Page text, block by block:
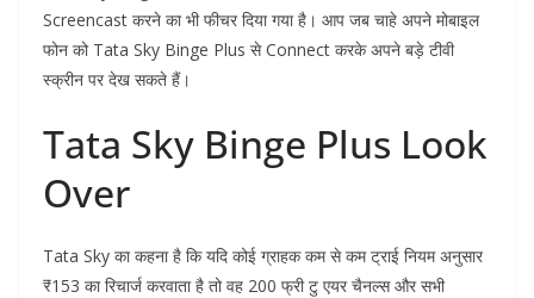
Screencast करने का भी फीचर दिया गया है। आप जब चाहे अपने मोबाइल
फोन को Tata Sky Binge Plus से Connect करके अपने बड़े टीवी
स्क्रीन पर देख सकते हैं।
Tata Sky Binge Plus Look
Over
Tata Sky का कहना है कि यदि कोई ग्राहक कम से कम ट्राई नियम अनुसार
₹153 का रिचार्ज करवाता है तो वह 200 फ्री टु एयर चैनल्स और सभी